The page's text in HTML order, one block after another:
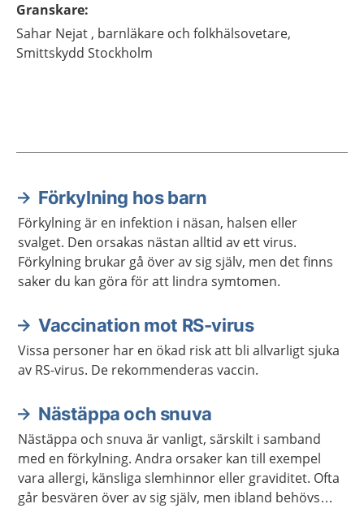
Granskare:
Sahar Nejat , barnläkare och folkhälsovetare,
Smittskydd Stockholm
Aktuella artiklar
Förkylning hos barn
Förkylning är en infektion i näsan, halsen eller
svalget. Den orsakas nästan alltid av ett virus.
Förkylning brukar gå över av sig själv, men det finns
saker du kan göra för att lindra symtomen.
Vaccination mot RS-virus
Vissa personer har en ökad risk att bli allvarligt sjuka
av RS-virus. De rekommenderas vaccin.
Nästäppa och snuva
Nästäppa och snuva är vanligt, särskilt i samband
med en förkylning. Andra orsaker kan till exempel
vara allergi, känsliga slemhinnor eller graviditet. Ofta
går besvären över av sig själv, men ibland behövs